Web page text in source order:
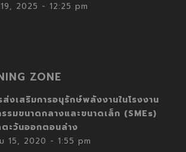
2025 - 12:25 pm
ZONE
ส่งเสริมการอนุรักษ์พลังงานในโรงงาน
รมขนาดกลางและขนาดเล็ก (SMEs)
ะวันออกตอนล่าง
15, 2020 - 1:55 pm